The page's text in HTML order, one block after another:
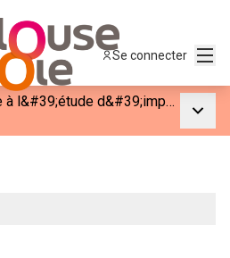
Se connecter
Enquête publique relative à l&#39;étude d&#39;impact d&#39;un projet porté par AURA FACTORY sur le site de Francazal sur la commune de Cugnaux.